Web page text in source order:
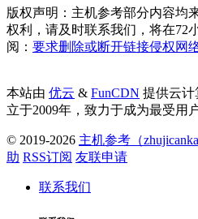
版权声明：主机参考部分内容均
权利，请及时联系我们，将在72
阅： 要求删除或断开链接侵权网
本站由 优云 & FunCDN 提供云计
立于2009年，致力于成为最受用
© 2019-2026 主机参考（
助 RSS订阅 友联申请
联系我们